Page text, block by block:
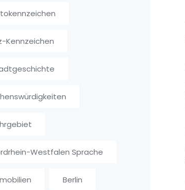
Kennzeichen
Westfalen Sprache
Berlin